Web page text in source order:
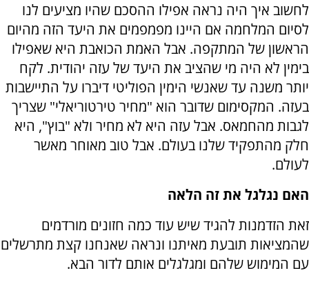
לחשוב איך היה נראה אפילו ההסכם שהיו מציעים לנו
לסיום המלחמה אם היינו מפמפמים את היעד הזה מהיום
הראשון של המתקפה. אבל האמת הכואבת היא שאפילו
בימין לא היה מי שהציב את היעד של עזה יהודית. לקח
יותר משנה עד שאנשי הימין הפוליטי דיברו על התיישבות
בעזה. המקסימום שדובר הוא "מחיר טירטוריאלי" שצריך
לגבות מהחמאס. אבל עזה היא לא מחיר ולא "בוץ", היא
חלק מהתפקיד שלנו בעולם. אבל טוב מאוחר מאשר
לעולם.
האם נגלגל את זה הלאה
זאת הזדמנות להגיד שיש עוד כמה חזונים מורדמים
שהמציאות תובעת מאיתנו ונראה שאנחנו קצת מתרשלים
עם המימוש שלהם ומגלגלים אותם לדור הבא.